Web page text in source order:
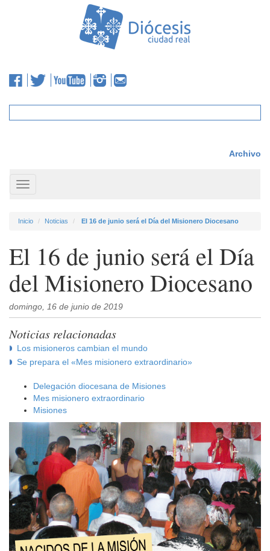
Archivo
Toggle
navigation
Inicio Noticias El 16 de junio será el Día del Misionero Diocesano
El 16 de junio será el Día
del Misionero Diocesano
domingo, 16 de junio de 2019
Noticias relacionadas
Los misioneros cambian el mundo
Se prepara el «Mes misionero extraordinario»
Delegación diocesana de Misiones
Mes misionero extraordinario
Misiones